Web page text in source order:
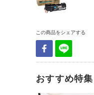
この商品をシェアする
おすすめ特集